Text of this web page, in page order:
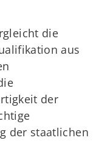
die
aus
der
der staatlichen